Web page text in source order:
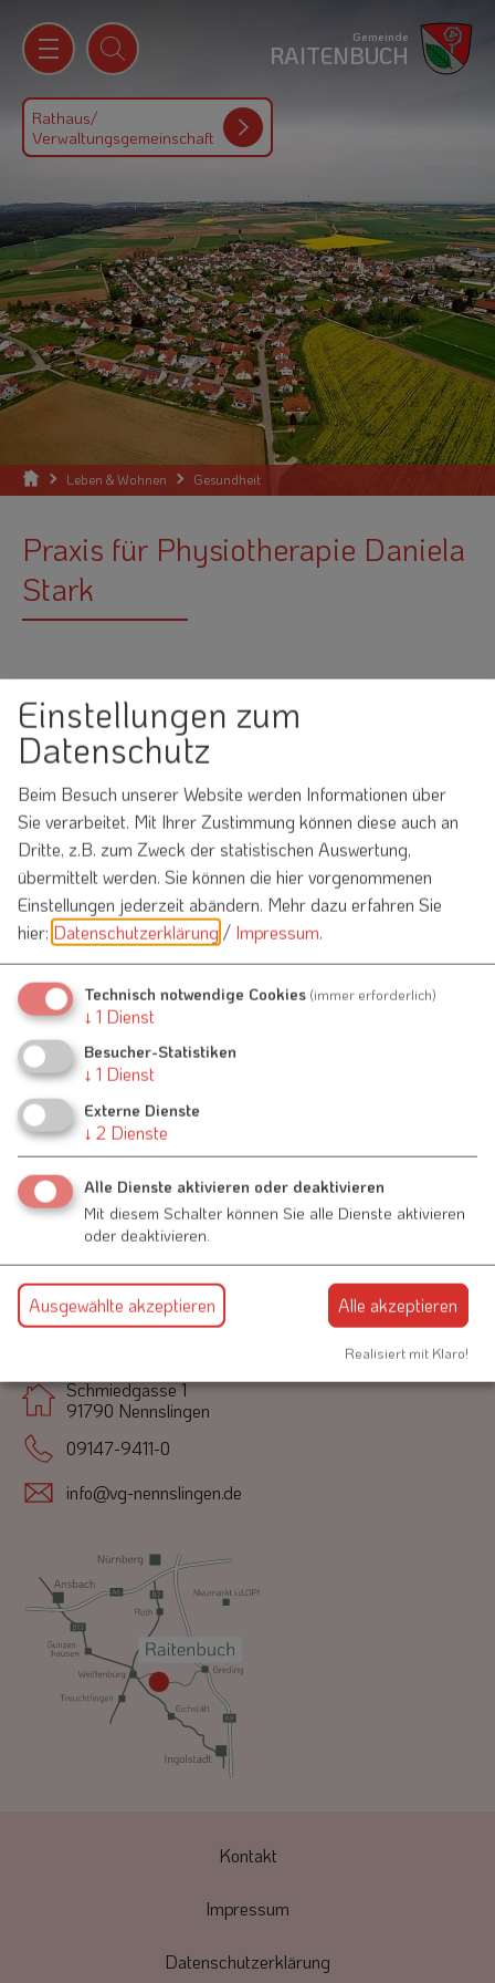
Gemeinde
RAITENBUCH
Rathaus/
Verwaltungsgemeinschaft
Leben & Wohnen Gesundheit
Praxis für Physiotherapie Daniela
Stark
Möchten Sie von
bereitgestellte externe Inhalte laden?
Ja Immer
Praxis für Physiotherapie Daniela Stark
Nennslinger Straße 1a
91790 Raitenbuch
09147 946931
Kontakt
Schmiedgasse 1
91790 Nennslingen
09147-9411-0
info@vg-nennslingen.de
Kontakt
Impressum
Datenschutzerklärung
Einstellungen zum
Datenschutz
Beim Besuch unserer Website werden Informationen über
Sie verarbeitet. Mit Ihrer Zustimmung können diese auch an
Dritte, z.B. zum Zweck der statistischen Auswertung,
übermittelt werden. Sie können die hier vorgenommenen
Einstellungen jederzeit abändern. Mehr dazu erfahren Sie
hier: Datenschutzerklärung/ Impressum.
Technisch notwendige Cookies (immer erforderlich)
↓ 1 Dienst
Besucher-Statistiken
↓ 1 Dienst
Externe Dienste
↓ 2 Dienste
Alle Dienste aktivieren oder deaktivieren
Mit diesem Schalter können Sie alle Dienste aktivieren
oder deaktivieren.
Ausgewählte akzeptieren Alle akzeptieren
Realisiert mit Klaro!